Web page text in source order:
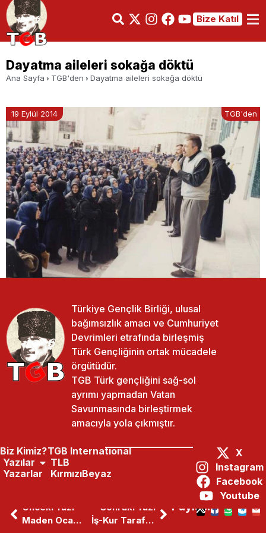
Bize Katıl
Dayatma aileleri sokağa döktü
Ana Sayfa TGB'den Dayatma aileleri sokağa döktü
19 Eylül 2014 TGB'den
Önceki Yazı
Maden Ocağında Göçük
Sonraki Yazı
İş-Kur Tarafından Işten Çıkarılan Işçilerin Direnişi Sürüyor
Paylaş:
Türkiye Gençlik Birliği, ulusal
bağımsızlık amacı ve Cumhuriyet
Devrimleri etrafında birleşmiş
Türk Gençliğinin ortak mücadele
örgütüdür.
TGB Türk gençliğini sağ-sol
ayrımı yapmadan Vatan
Savunmasında birleştirmek
amacıyla yola çıkmıştır.
Biz Kimiz?
Yazılar
Yazarlar
TGB International
TLB
KırmızıBeyaz
X
Instagram
Facebook
Youtube